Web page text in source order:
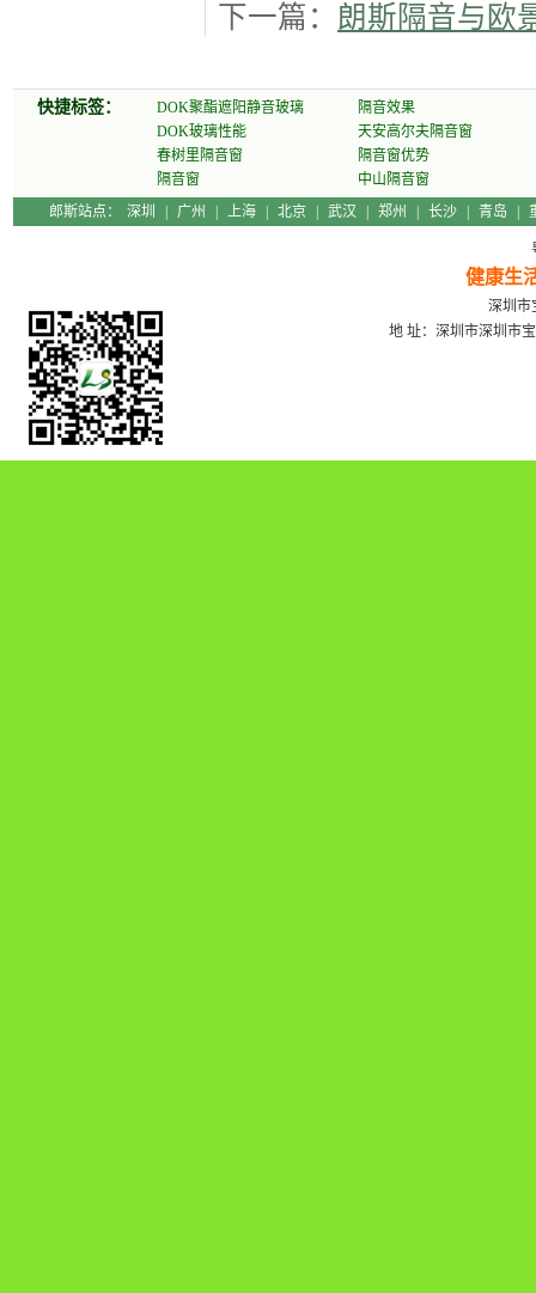
下一篇：
朗斯隔音与欧
快捷标签： DOK聚酯遮阳静音玻璃
隔音效果
DOK玻璃性能
天安高尔夫隔音窗
春树里隔音窗
隔音窗优势
隔音窗
中山隔音窗
郎斯站点：
深圳 广州 上海 北京 武汉 郑州 长沙 青岛
健康生
深圳市
地 址：深圳市深圳市